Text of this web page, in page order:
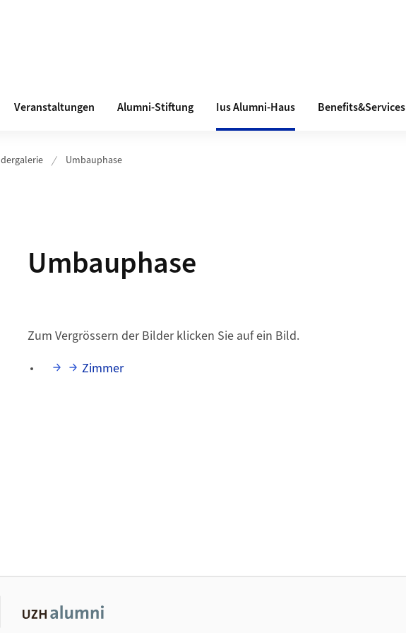
Veranstaltungen Alumni-Stiftung Ius Alumni-Haus Benefits&Services
Umbauphase
Umbauphase
Zum Vergrössern der Bilder klicken Sie auf ein Bild.
Zimmer